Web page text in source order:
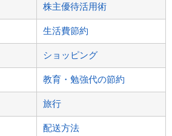
株主優待活用術
生活費節約
ショッピング
教育・勉強代の節約
旅行
配送方法